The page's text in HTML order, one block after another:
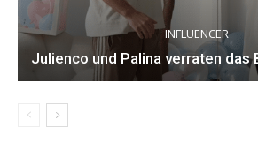
INFLUENCER
Julienco und Palina verraten das